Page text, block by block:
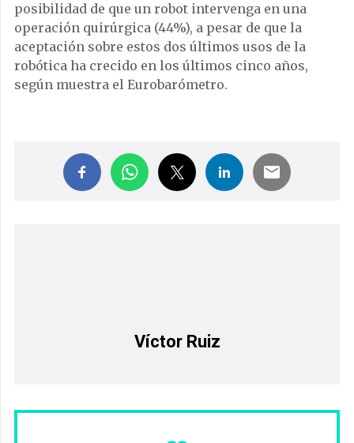
posibilidad de que un robot intervenga en una
operación quirúrgica (44%), a pesar de que la
aceptación sobre estos dos últimos usos de la
robótica ha crecido en los últimos cinco años,
según muestra el Eurobarómetro.
Víctor Ruiz